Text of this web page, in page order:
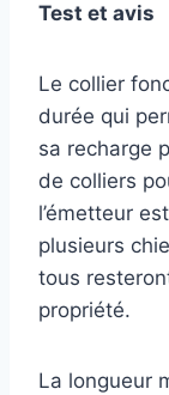
Test et avis
Le collier
durée qui
sa recharge
de colliers
l’émetteur
plusieurs
tous
propriété.
La longueur